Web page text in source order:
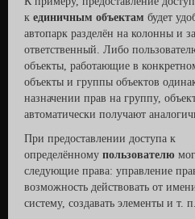
к единичным объектам будет
автопарк разделён на колонны и
ответственный. Либо
объекты, работающие в
объекты и группы объектов
назначении прав на группу,
автоматически получают
При предоставлении доступа к
определённому пользователю
следующие права: управление
возможность действовать от
систему, создавать элементы и т.